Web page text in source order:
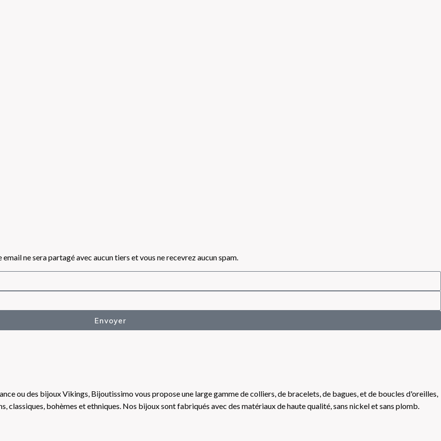
email ne sera partagé avec aucun tiers et vous ne recevrez aucun spam.
Envoyer
ou des bijoux Vikings, Bijoutissimo vous propose une large gamme de colliers, de bracelets, de bagues, et de boucles d'oreilles,
classiques, bohèmes et ethniques. Nos bijoux sont fabriqués avec des matériaux de haute qualité, sans nickel et sans plomb.